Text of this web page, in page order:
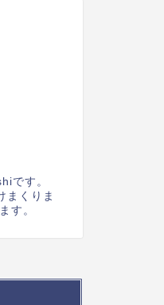
です。
まくりま
す。